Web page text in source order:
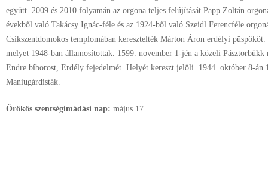
együtt. 2009 és 2010 folyamán az orgona teljes felújítását Papp Zoltán
évekből való Takácsy Ignác-féle és az 1924-ből való Szeidl Ferencféle
Csíkszentdomokos templomában keresztelték Márton Áron erdélyi
melyet 1948-ban államosítottak. 1599. november 1-jén a közeli
Endre bíborost, Erdély fejedelmét. Helyét kereszt jelöli. 1944. október 8-án
Maniugárdisták.
Örökös szentségimádási nap: május 17.